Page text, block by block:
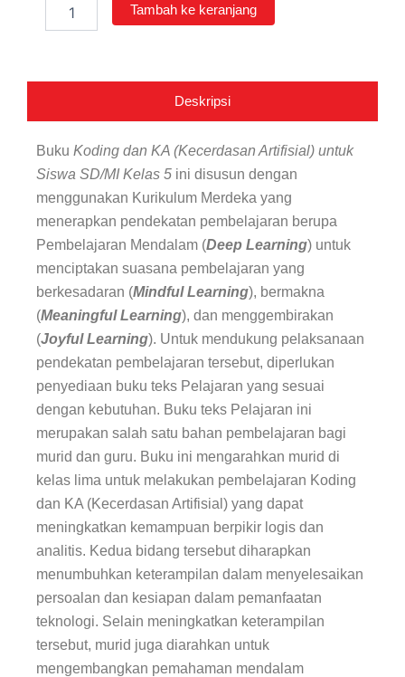
Kecerdasan
Artifisial
SD/MI
Tambah ke keranjang
Deskripsi
Buku Koding dan KA (Kecerdasan Artifisial) untuk
Siswa SD/MI Kelas 5 ini disusun dengan
menggunakan Kurikulum Merdeka yang
menerapkan pendekatan pembelajaran berupa
Pembelajaran Mendalam (Deep Learning) untuk
menciptakan suasana pembelajaran yang
berkesadaran (Mindful Learning), bermakna
(Meaningful Learning), dan menggembirakan
(Joyful Learning). Untuk mendukung pelaksanaan
pendekatan pembelajaran tersebut, diperlukan
penyediaan buku teks Pelajaran yang sesuai
dengan kebutuhan. Buku teks Pelajaran ini
merupakan salah satu bahan pembelajaran bagi
murid dan guru. Buku ini mengarahkan murid di
kelas lima untuk melakukan pembelajaran Koding
dan KA (Kecerdasan Artifisial) yang dapat
meningkatkan kemampuan berpikir logis dan
analitis. Kedua bidang tersebut diharapkan
menumbuhkan keterampilan dalam menyelesaikan
persoalan dan kesiapan dalam pemanfaatan
teknologi. Selain meningkatkan keterampilan
tersebut, murid juga diarahkan untuk
mengembangkan pemahaman mendalam